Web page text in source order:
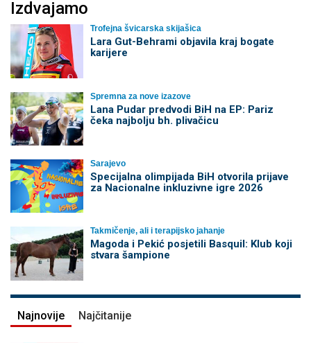
Izdvajamo
Trofejna švicarska skijašica
Lara Gut-Behrami objavila kraj bogate
karijere
Spremna za nove izazove
Lana Pudar predvodi BiH na EP: Pariz
čeka najbolju bh. plivačicu
Sarajevo
Specijalna olimpijada BiH otvorila prijave
za Nacionalne inkluzivne igre 2026
Takmičenje, ali i terapijsko jahanje
Magoda i Pekić posjetili Basquil: Klub koji
stvara šampione
Najnovije Najčitanije